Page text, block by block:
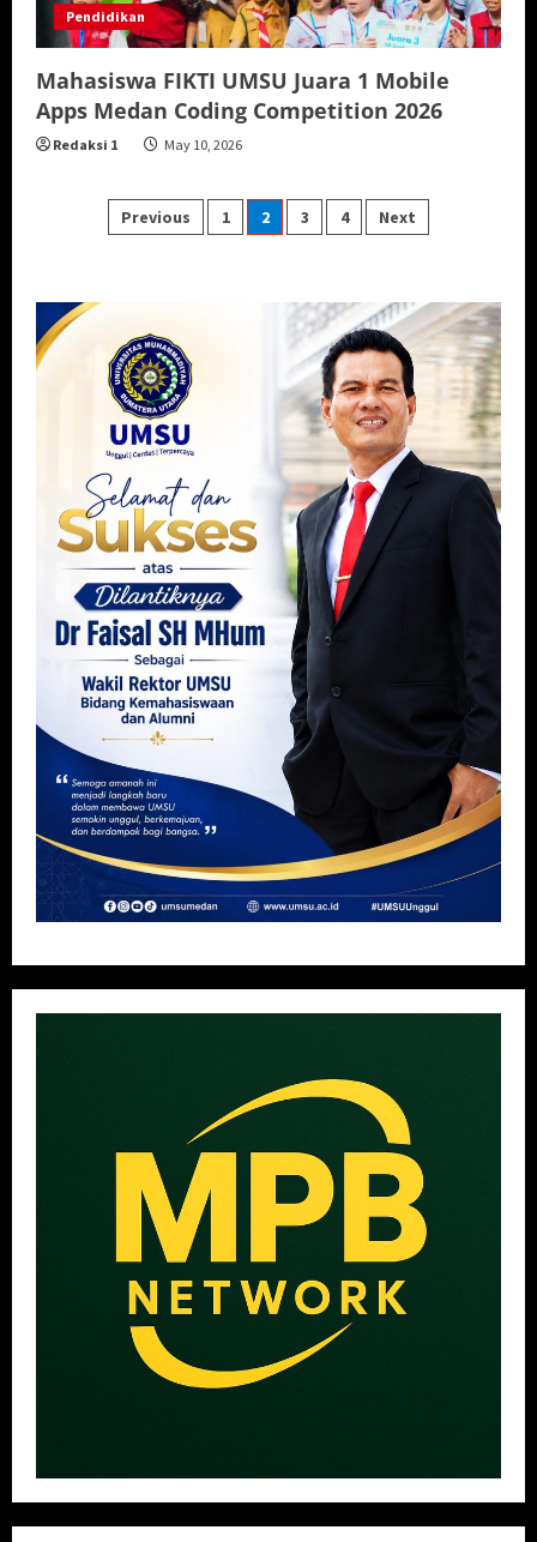
Pendidikan
Mahasiswa FIKTI UMSU Juara 1 Mobile
Apps Medan Coding Competition 2026
Redaksi 1 May 10, 2026
Posts
Previous 1 2 3 4 Next